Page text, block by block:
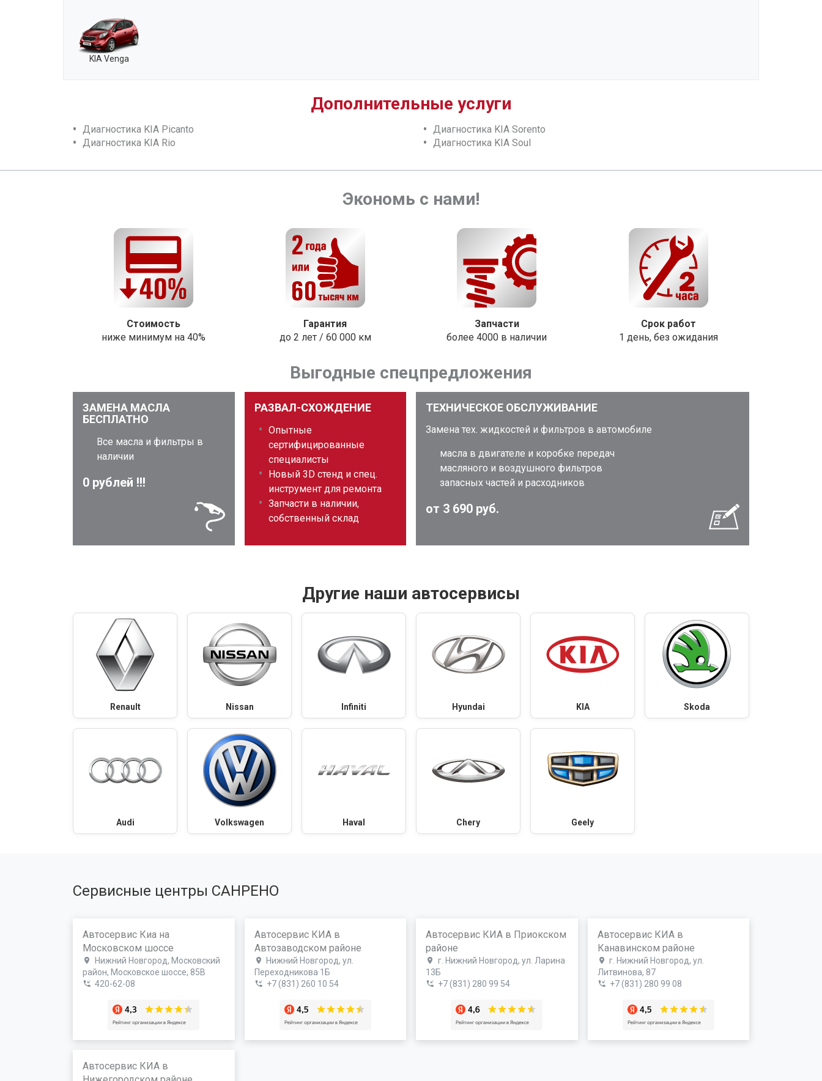
KIA Venga
Дополнительные услуги
Диагностика KIA Picanto
Диагностика KIA Rio
Диагностика KIA Sorento
Диагностика KIA Soul
Экономь с нами!
Стоимость
ниже минимум на 40%
Гарантия
до 2 лет / 60 000 км
Запчасти
более 4000 в наличии
Срок работ
1 день, без ожидания
Выгодные спецпредложения
ЗАМЕНА МАСЛА
БЕСПЛАТНО
Все масла и фильтры в
наличии
0 рублей !!!
РАЗВАЛ-СХОЖДЕНИЕ
Опытные
сертифицированные
специалисты
Новый 3D стенд и спец.
инструмент для ремонта
Запчасти в наличии,
собственный склад
ТЕХНИЧЕСКОЕ ОБСЛУЖИВАНИЕ
Замена тех. жидкостей и фильтров в автомобиле
масла в двигателе и коробке передач
масляного и воздушного фильтров
запасных частей и расходников
от 3 690 руб.
Другие наши автосервисы
Renault Nissan Infiniti Hyundai KIA Skoda
Audi Volkswagen Haval Chery Geely
Сервисные центры САНРЕНО
Автосервис Киа на
Московском шоссе
Нижний Новгород, Московский
район, Московское шоссе, 85В
420-62-08
Автосервис КИА в
Автозаводском районе
Нижний Новгород, ул.
Переходникова 1Б
+7 (831) 260 10 54
Автосервис КИА в Приокском
районе
г. Нижний Новгород, ул. Ларина
13Б
+7 (831) 280 99 54
Автосервис КИА в
Канавинском районе
г. Нижний Новгород, ул.
Литвинова, 87
+7 (831) 280 99 08
Автосервис КИА в